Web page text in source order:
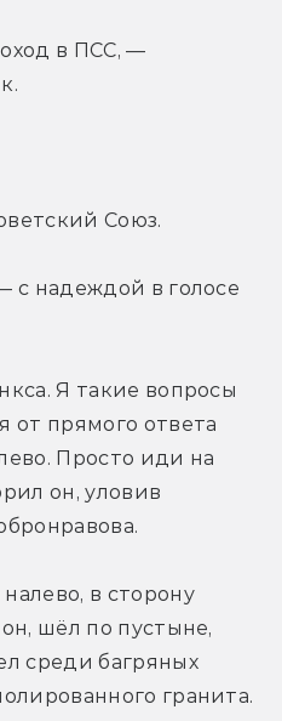
в ПСС, —
Союз.
надеждой в голосе
Я такие вопросы
от прямого ответа
Просто иди на
он, уловив
в сторону
шёл по пустыне,
среди багряных
гранита.